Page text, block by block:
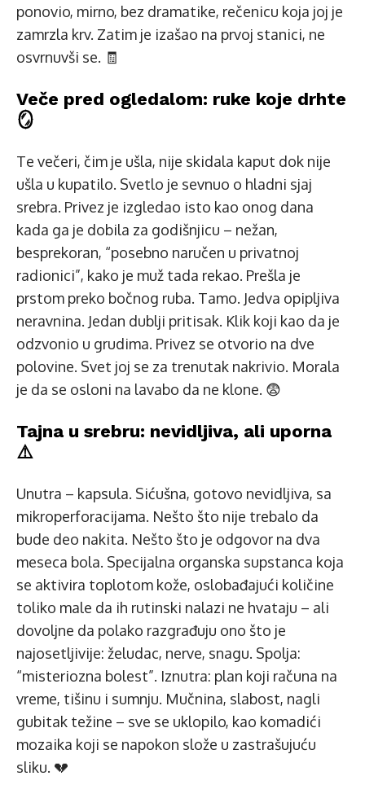
ponovio, mirno, bez dramatike, rečenicu koja joj je
zamrzla krv. Zatim je izašao na prvoj stanici, ne
osvrnuvši se. 🧾
Veče pred ogledalom: ruke koje drhte
🪞
Te večeri, čim je ušla, nije skidala kaput dok nije
ušla u kupatilo. Svetlo je sevnuo o hladni sjaj
srebra. Privez je izgledao isto kao onog dana
kada ga je dobila za godišnjicu – nežan,
besprekoran, “posebno naručen u privatnoj
radionici”, kako je muž tada rekao. Prešla je
prstom preko bočnog ruba. Tamo. Jedva opipljiva
neravnina. Jedan dublji pritisak. Klik koji kao da je
odzvonio u grudima. Privez se otvorio na dve
polovine. Svet joj se za trenutak nakrivio. Morala
je da se osloni na lavabo da ne klone. 😨
Tajna u srebru: nevidljiva, ali uporna
⚠️
Unutra – kapsula. Sićušna, gotovo nevidljiva, sa
mikroperforacijama. Nešto što nije trebalo da
bude deo nakita. Nešto što je odgovor na dva
meseca bola. Specijalna organska supstanca koja
se aktivira toplotom kože, oslobađajući količine
toliko male da ih rutinski nalazi ne hvataju – ali
dovoljne da polako razgrađuju ono što je
najosetljivije: želudac, nerve, snagu. Spolja:
“misteriozna bolest”. Iznutra: plan koji računa na
vreme, tišinu i sumnju. Mučnina, slabost, nagli
gubitak težine – sve se uklopilo, kao komadići
mozaika koji se napokon slože u zastrašujuću
sliku. 💔